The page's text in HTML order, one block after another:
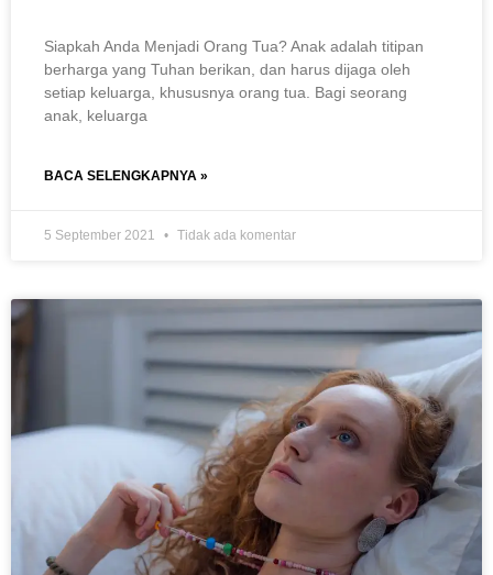
Siapkah Anda Menjadi Orang Tua? Anak adalah titipan
berharga yang Tuhan berikan, dan harus dijaga oleh
setiap keluarga, khususnya orang tua. Bagi seorang
anak, keluarga
BACA SELENGKAPNYA »
5 September 2021 Tidak ada komentar